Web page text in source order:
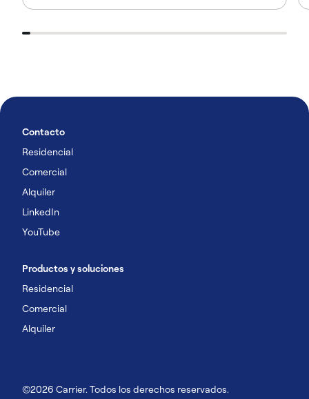
Contacto
Residencial
Comercial
Alquiler
LinkedIn
YouTube
Productos y soluciones
Residencial
Comercial
Alquiler
©2026 Carrier. Todos los derechos reservados.